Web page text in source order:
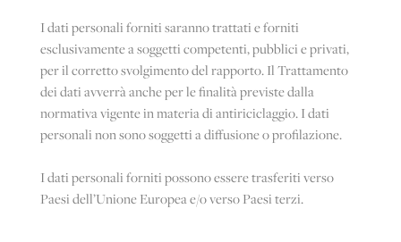
I dati personali forniti saranno trattati e forniti
esclusivamente a soggetti competenti, pubblici e privati,
per il corretto svolgimento del rapporto. Il Trattamento
dei dati avverrà anche per le finalità previste dalla
normativa vigente in materia di antiriciclaggio. I dati
personali non sono soggetti a diffusione o profilazione.
I dati personali forniti possono essere trasferiti verso
Paesi dell’Unione Europea e/o verso Paesi terzi.